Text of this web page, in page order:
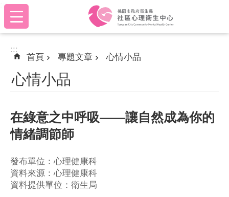
跳到主要內容區塊
:::
:::
首頁 專題文章 心情小品
心情小品
在綠意之中呼吸——讓自然成為你的
情緒調節師
發布單位：心理健康科
資料來源：心理健康科
資料提供單位：衛生局